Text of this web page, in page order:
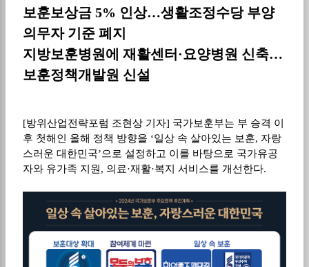
보훈보상금 5% 인상…생활조정수당 부양
의무자 기준 폐지
지방보훈병원에 재활센터 ·요양병원 신축…
보훈정책개발원 신설
[방위산업전략포럼 조현상 기자] 국가보훈부는 부 승격 이
후 첫해인 올해 정책 방향을 ‘일상 속 살아있는 보훈, 자랑
스러운 대한민국’으로 설정하고 이를 바탕으로 국가유공
자와 유가족 지원 , 의료·재활·복지 서비스를 개선한다.